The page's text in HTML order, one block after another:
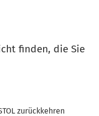
finden, die Sie
zurückkehren